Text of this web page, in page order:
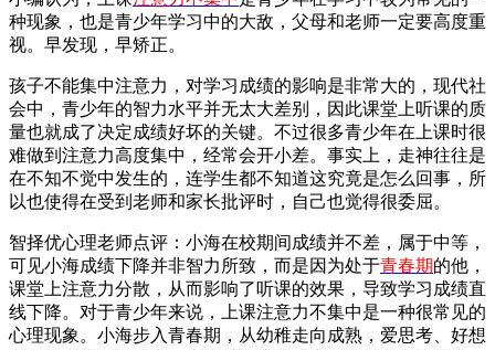
种现象，也是青少年学习中的大敌，父母和老师一定要高度重
视。早发现，早矫正。
孩子不能集中注意力，对学习成绩的影响是非常大的，现代社
会中，青少年的智力水平并无太大差别，因此课堂上听课的质
量也就成了决定成绩好坏的关键。不过很多青少年在上课时很
难做到注意力高度集中，经常会开小差。事实上，走神往往是
在不知不觉中发生的，连学生都不知道这究竟是怎么回事，所
以也使得在受到老师和家长批评时，自己也觉得很委屈。
智择优心理老师点评：小海在校期间成绩并不差，属于中等，
可见小海成绩下降并非智力所致，而是因为处于青春期的他，
课堂上注意力分散，从而影响了听课的效果，导致学习成绩直
线下降。对于青少年来说，上课注意力不集中是一种很常见的
心理现象。小海步入青春期，从幼稚走向成熟，爱思考、好想